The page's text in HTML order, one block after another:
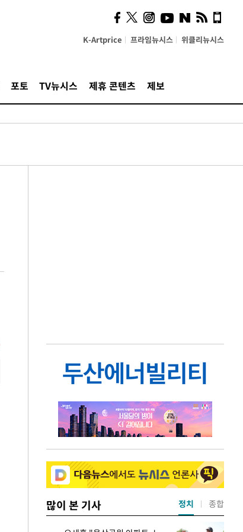
K-Artprice 프라임뉴시스 위클리뉴시스
포토 TV뉴시스 제휴 콘텐츠 제보
많이 본 기사 정치 종합